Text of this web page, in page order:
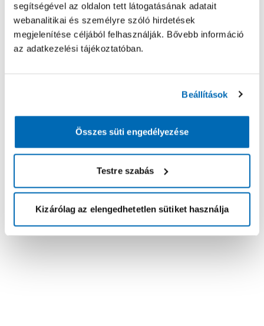
segítségével az oldalon tett látogatásának adatait
webanalitikai és személyre szóló hirdetések
megjelenítése céljából felhasználják. Bővebb információ
az adatkezelési tájékoztatóban.
Beállítások
Összes süti engedélyezése
Testre szabás
Kizárólag az elengedhetetlen sütiket használja